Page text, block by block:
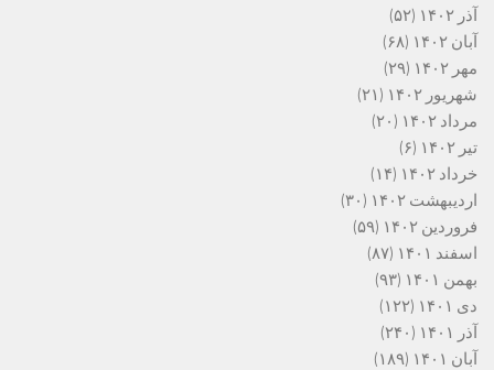
آذر ۱۴۰۲
(۵۲)
آبان ۱۴۰۲
(۶۸)
مهر ۱۴۰۲
(۲۹)
شهریور ۱۴۰۲
(۲۱)
مرداد ۱۴۰۲
(۲۰)
تیر ۱۴۰۲
(۶)
خرداد ۱۴۰۲
(۱۴)
اردیبهشت ۱۴۰۲
(۳۰)
فروردین ۱۴۰۲
(۵۹)
اسفند ۱۴۰۱
(۸۷)
بهمن ۱۴۰۱
(۹۳)
دی ۱۴۰۱
(۱۲۲)
آذر ۱۴۰۱
(۲۴۰)
آبان ۱۴۰۱
(۱۸۹)